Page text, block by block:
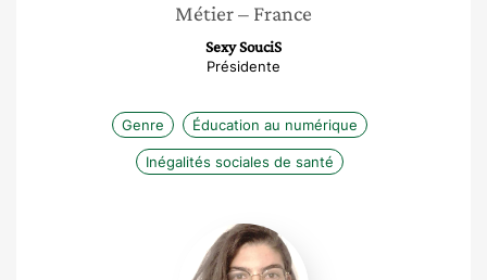
Métier– France
Sexy SouciS
Présidente
Genre Éducation au numérique
Inégalités sociales de santé
Déborah
Rouach